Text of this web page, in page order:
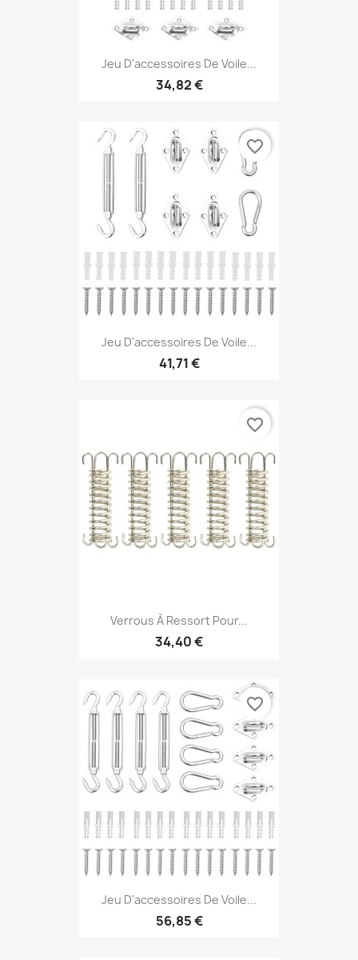
Jeu D'accessoires De Voile...
34,82 €
Jeu D'accessoires De Voile...
41,71 €
favorite_border
Verrous À Ressort Pour...
34,40 €
favorite_border
Jeu D'accessoires De Voile...
56,85 €
favorite_border